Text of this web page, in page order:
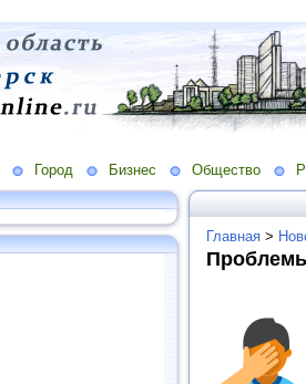
Город Бизнес Общество
Главная >